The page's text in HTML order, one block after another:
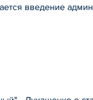
введение